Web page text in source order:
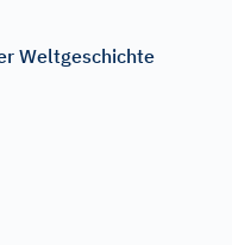
Weltgeschichte